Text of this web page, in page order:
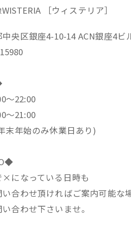
WISTERIA ［ウィステリア］
央区銀座4-10-14 ACN銀座4ビ
～22:00
～21:00
末年始のみ休業日あり)
×になっている日時も
合わせ頂ければご案内可能な
合わせ下さいませ。